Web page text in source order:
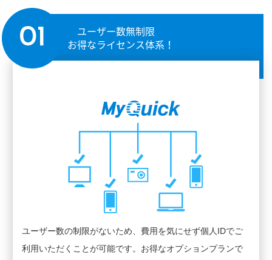
01
ユーザー数無制限
お得なライセンス体系！
ユーザー数の制限がないため、費用を気にせず個人IDでご
利用いただくことが可能です。お得なオプションプランで